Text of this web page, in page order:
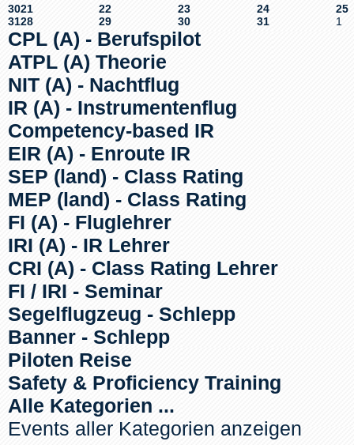
3021 22 23 24
25
3128 29 30 31 1
CPL (A) - Berufspilot
ATPL (A) Theorie
NIT (A) - Nachtflug
IR (A) - Instrumentenflug
Competency-based IR
EIR (A) - Enroute IR
SEP (land) - Class Rating
MEP (land) - Class Rating
FI (A) - Fluglehrer
IRI (A) - IR Lehrer
CRI (A) - Class Rating Lehrer
FI / IRI - Seminar
Segelflugzeug - Schlepp
Banner - Schlepp
Piloten Reise
Safety & Proficiency Training
Alle Kategorien ...
Events aller Kategorien anzeigen